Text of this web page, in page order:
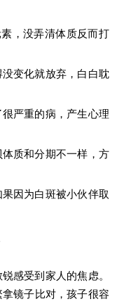
，没弄清体质反而打
变化就放弃，白白耽
严重的病，产生心理
质和分期不一样，方
因为白斑被小伙伴取
感受到家人的焦虑。
镜子比对，孩子很容